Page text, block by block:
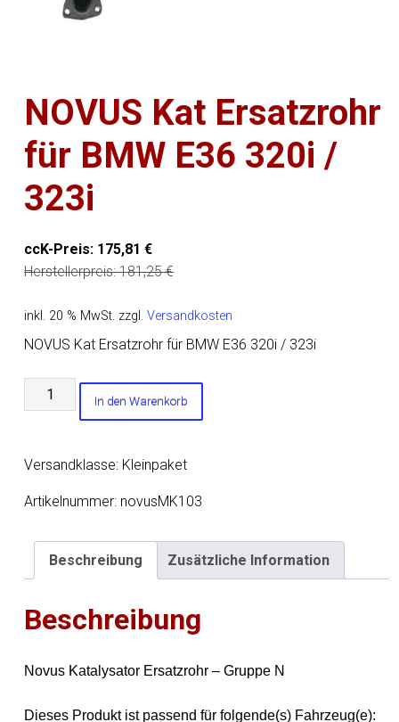
NOVUS Kat Ersatzrohr
für BMW E36 320i /
323i
ccK-Preis: 175,81€
Herstellerpreis:181,25€
inkl. 20 % MwSt. zzgl.Versandkosten
NOVUS Kat Ersatzrohr für BMW E36 320i / 323i
NOVUS
Kat
für
E36
323i
In den Warenkorb
Versandklasse: Kleinpaket
Artikelnummer: novusMK103
Beschreibung Zusätzliche Information
Beschreibung
Novus Katalysator Ersatzrohr – Gruppe N
Dieses Produkt ist passend für folgende(s) Fahrzeug(e):